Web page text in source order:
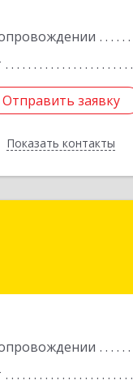
Отправить заявку
Показать контакты
Отправить заявку
Назад
Респ, Абакан г,